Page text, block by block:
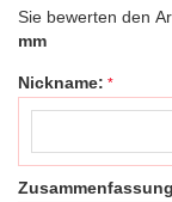
Sie bewerten den
mm
Nickname: